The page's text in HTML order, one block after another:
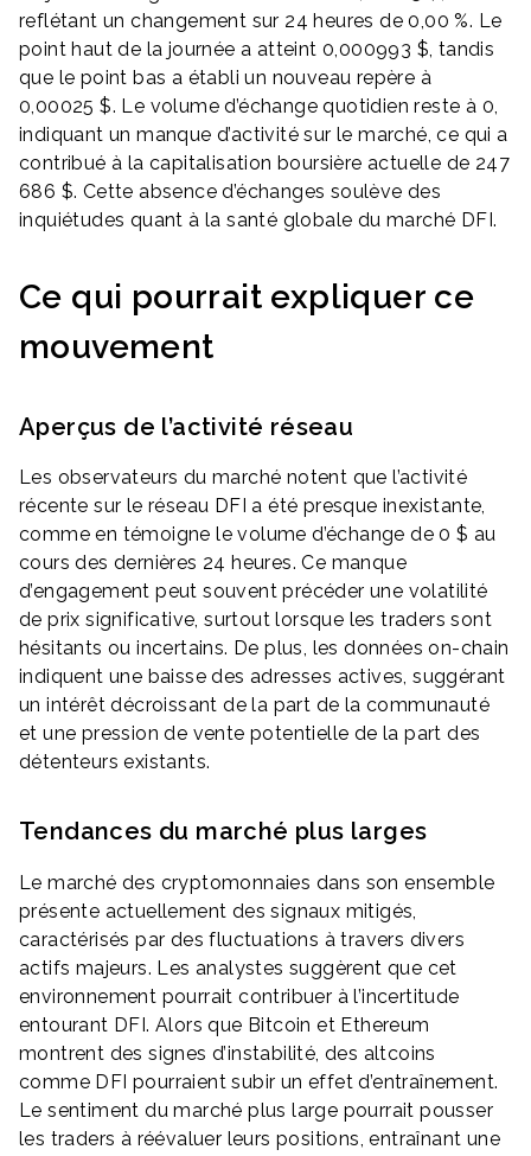
reflétant un changement sur 24 heures de 0,00 %. Le
point haut de la journée a atteint 0,000993 $, tandis
que le point bas a établi un nouveau repère à
0,00025 $. Le volume d’échange quotidien reste à 0,
indiquant un manque d’activité sur le marché, ce qui a
contribué à la capitalisation boursière actuelle de 247
686 $. Cette absence d’échanges soulève des
inquiétudes quant à la santé globale du marché DFI.
Ce qui pourrait expliquer ce
mouvement
Aperçus de l’activité réseau
Les observateurs du marché notent que l’activité
récente sur le réseau DFI a été presque inexistante,
comme en témoigne le volume d’échange de 0 $ au
cours des dernières 24 heures. Ce manque
d’engagement peut souvent précéder une volatilité
de prix significative, surtout lorsque les traders sont
hésitants ou incertains. De plus, les données on-chain
indiquent une baisse des adresses actives, suggérant
un intérêt décroissant de la part de la communauté
et une pression de vente potentielle de la part des
détenteurs existants.
Tendances du marché plus larges
Le marché des cryptomonnaies dans son ensemble
présente actuellement des signaux mitigés,
caractérisés par des fluctuations à travers divers
actifs majeurs. Les analystes suggèrent que cet
environnement pourrait contribuer à l’incertitude
entourant DFI. Alors que Bitcoin et Ethereum
montrent des signes d’instabilité, des altcoins
comme DFI pourraient subir un effet d’entraînement.
Le sentiment du marché plus large pourrait pousser
les traders à réévaluer leurs positions, entraînant une